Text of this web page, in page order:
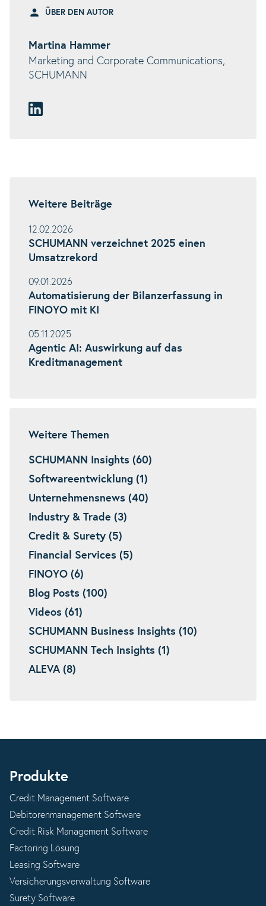
ÜBER DEN AUTOR
Martina Hammer
Marketing and Corporate Communications,
SCHUMANN
Weitere Beiträge
12.02.2026
SCHUMANN verzeichnet 2025 einen
Umsatzrekord
09.01.2026
Automatisierung der Bilanzerfassung in
FINOYO mit KI
05.11.2025
Agentic AI: Auswirkung auf das
Kreditmanagement
Weitere Themen
SCHUMANN Insights (60)
Softwareentwicklung (1)
Unternehmensnews (40)
Industry & Trade (3)
Credit & Surety (5)
Financial Services (5)
FINOYO (6)
Blog Posts (100)
Videos (61)
SCHUMANN Business Insights (10)
SCHUMANN Tech Insights (1)
ALEVA (8)
Produkte
Credit Management Software
Debitorenmanagement Software
Credit Risk Management Software
Factoring Lösung
Leasing Software
Versicherungsverwaltung Software
Surety Software